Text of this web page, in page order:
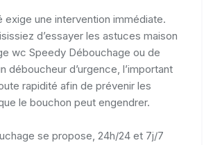
exige une intervention immédiate.
d’essayer les astuces maison
wc Speedy Débouchage ou de
déboucheur d’urgence, l’important
rapidité afin de prévenir les
le bouchon peut engendrer.
se propose, 24h/24 et 7j/7